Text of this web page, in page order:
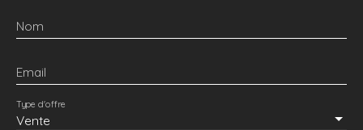
Nom
Email
Vente
Type d'offre